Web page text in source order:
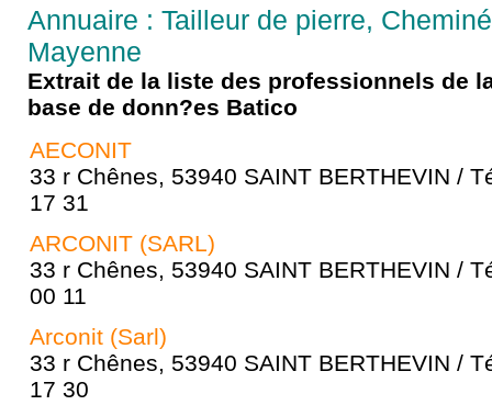
Annuaire : Tailleur de pierre,
Mayenne
Extrait de la liste des professionnels de
base de donn?es Batico
AECONIT
33 r Chênes, 53940 SAINT BERTHEVIN /
17 31
ARCONIT (SARL)
33 r Chênes, 53940 SAINT BERTHEVIN /
00 11
Arconit (Sarl)
33 r Chênes, 53940 SAINT BERTHEVIN /
17 30